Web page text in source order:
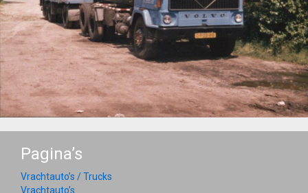
Pagina’s
Vrachtauto’s / Trucks
Vrachtauto’s